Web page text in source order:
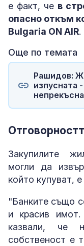
е факт, че в
опасно откъм
Bulgaria ON AIR.
Още по темата
Рашидов:
изпусната
Закупилите
могли да
който купуват,
"Банките също
и красив
казвали, че
собственост е